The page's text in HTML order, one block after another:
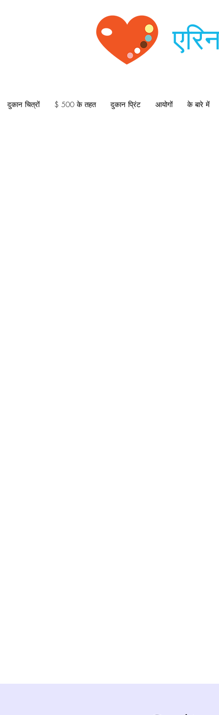
दुकान चित्रों $ 500 के तहत दुकान प्रिंट आयोगों के बारे में